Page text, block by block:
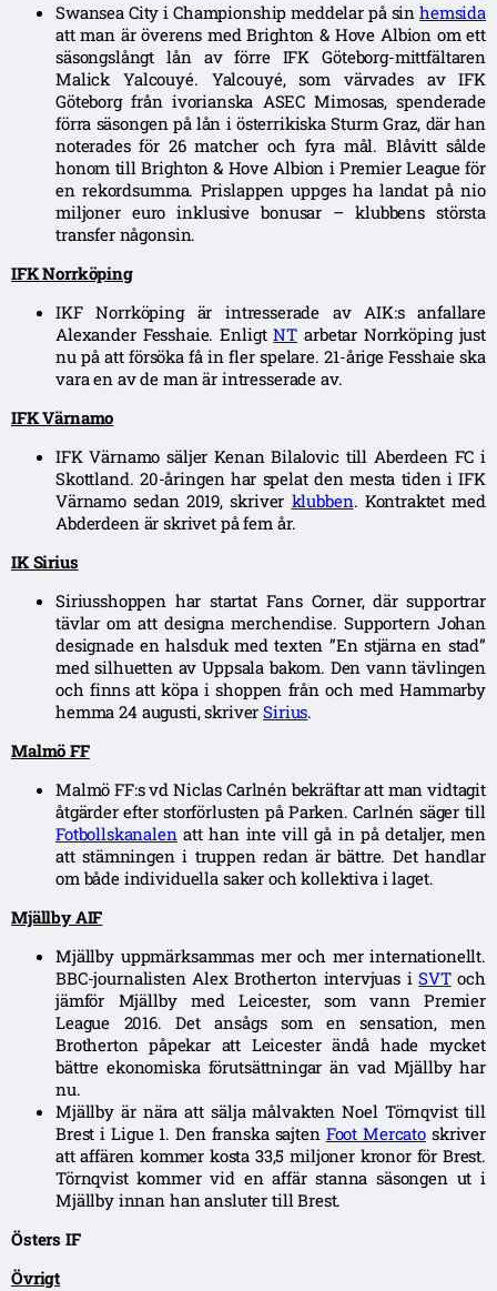
Swansea City i Championship meddelar på sinhemsida
att man är överens med Brighton & Hove Albion om ett
säsongslångt lån av förre IFK Göteborg-mittfältaren
Malick Yalcouyé. Yalcouyé, som värvades av IFK
Göteborg från ivorianska ASEC Mimosas, spenderade
förra säsongen på lån i österrikiska Sturm Graz, där han
noterades för 26 matcher och fyra mål. Blåvitt sålde
honom till Brighton & Hove Albion i Premier League för
en rekordsumma. Prislappen uppges ha landat på nio
miljoner euro inklusive bonusar – klubbens största
transfer någonsin.
IFK Norrköping
IKF Norrköping är intresserade av AIK:s anfallare
Alexander Fesshaie. EnligtNT arbetar Norrköping just
nu på att försöka få in fler spelare. 21-årige Fesshaie ska
vara en av de man är intresserade av.
IFK Värnamo
IFK Värnamo säljer Kenan Bilalovic till Aberdeen FC i
Skottland. 20-åringen har spelat den mesta tiden i IFK
Värnamo sedan 2019, skriver klubben. Kontraktet med
Abderdeen är skrivet på fem år.
IK Sirius
Siriusshoppen har startat Fans Corner, där supportrar
tävlar om att designa merchendise. Supportern Johan
designade en halsduk med texten ”En stjärna en stad”
med silhuetten av Uppsala bakom. Den vann tävlingen
och finns att köpa i shoppen från och med Hammarby
hemma 24 augusti, skriverSirius.
Malmö FF
Malmö FF:s vd Niclas Carlnén bekräftar att man vidtagit
åtgärder efter storförlusten på Parken. Carlnén säger till
Fotbollskanalenatt han inte vill gå in på detaljer, men
att stämningen i truppen redan är bättre. Det handlar
om både individuella saker och kollektiva i laget.
Mjällby AIF
Mjällby uppmärksammas mer och mer internationellt.
BBC-journalisten Alex Brotherton intervjuas iSVToch
jämför Mjällby med Leicester, som vann Premier
League 2016. Det ansågs som en sensation, men
Brotherton påpekar att Leicester ändå hade mycket
bättre ekonomiska förutsättningar än vad Mjällby har
nu.
Mjällby är nära att sälja målvakten Noel Törnqvist till
Brest i Ligue 1. Den franska sajten Foot Mercato skriver
att affären kommer kosta 33,5 miljoner kronor för Brest.
Törnqvist kommer vid en affär stanna säsongen ut i
Mjällby innan han ansluter till Brest.
Östers IF
Övrigt